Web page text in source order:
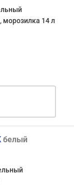
морозилка 14 л
белый